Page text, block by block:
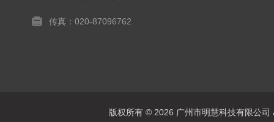
传真：020-87096762
版权所有 © 2026 广州市明慧科技有限